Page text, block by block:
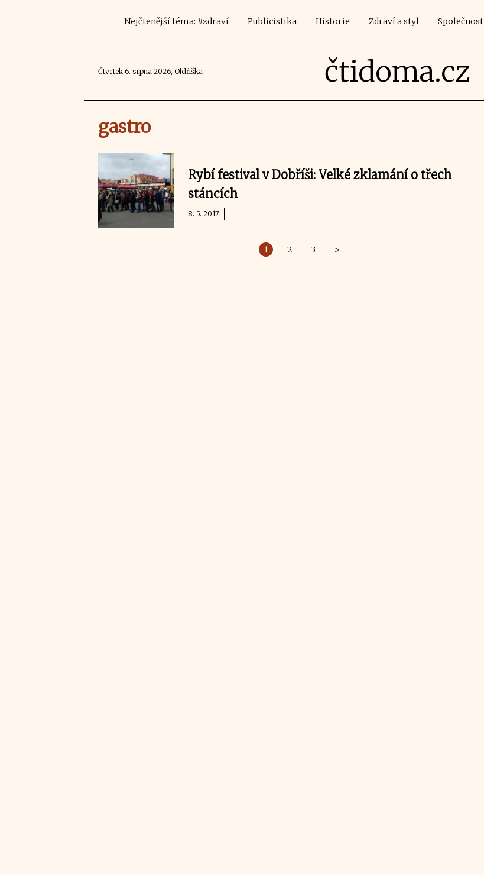
Nejčtenější téma: #zdraví Publicistika Historie Zdraví a styl Společnost
Čtvrtek 6. srpna 2026, Oldřiška čtidoma.cz
gastro
Rybí festival v Dobříši: Velké zklamání o třech
stáncích
8. 5. 2017
1 2 3 >